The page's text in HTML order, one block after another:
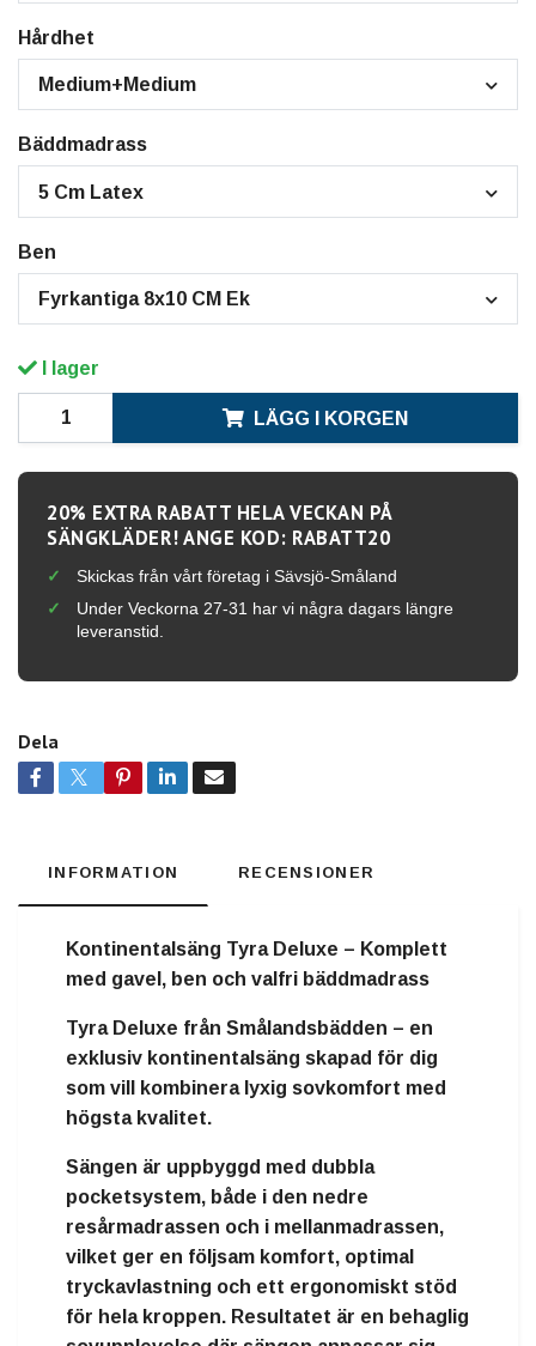
Hårdhet
Medium+Medium
Bäddmadrass
5 Cm Latex
Ben
Fyrkantiga 8x10 CM Ek
I lager
LÄGG I KORGEN
20% EXTRA RABATT HELA VECKAN PÅ
SÄNGKLÄDER! ANGE KOD: RABATT20
Skickas från vårt företag i Sävsjö-Småland
Under Veckorna 27-31 har vi några dagars längre
leveranstid.
Dela
INFORMATION RECENSIONER
Kontinentalsäng Tyra Deluxe – Komplett
med gavel, ben och valfri bäddmadrass
Tyra Deluxe från Smålandsbädden – en
exklusiv kontinentalsäng skapad för dig
som vill kombinera lyxig sovkomfort med
högsta kvalitet.
Sängen är uppbyggd med dubbla
pocketsystem, både i den nedre
resårmadrassen och i mellanmadrassen,
vilket ger en följsam komfort, optimal
tryckavlastning och ett ergonomiskt stöd
för hela kroppen. Resultatet är en behaglig